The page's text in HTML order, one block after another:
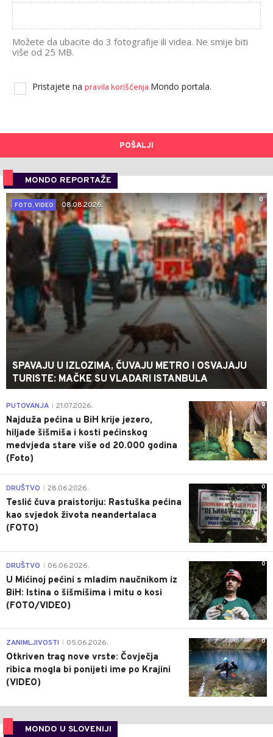
Možete da ubacite do 3 fotografije ili videa. Ne smije biti
više od 25 MB.
Pristajete na pravila korišćenja Mondo portala.
POŠALJI
MONDO REPORTAŽE
0
FOTO, VIDEO
08.08.2026.
SPAVAJU U IZLOZIMA, ČUVAJU METRO I OSVAJAJU
TURISTE: MAČKE SU VLADARI ISTANBULA
0
PUTOVANJA 21.07.2026.
Najduža pećina u BiH krije jezero,
hiljade šišmiša i kosti pećinskog
medvjeda stare više od 20.000 godina
(Foto)
0
DRUŠTVO 28.06.2026.
Teslić čuva praistoriju: Rastuška pećina
kao svjedok života neandertalaca
(FOTO)
0
DRUŠTVO 06.06.2026.
U Mićinoj pećini s mladim naučnikom iz
BiH: Istina o šišmišima i mitu o kosi
(FOTO/VIDEO)
0
ZANIMLJIVOSTI 05.06.2026.
Otkriven trag nove vrste: Čovječja
ribica mogla bi ponijeti ime po Krajini
(VIDEO)
MONDO U SLOVENIJI